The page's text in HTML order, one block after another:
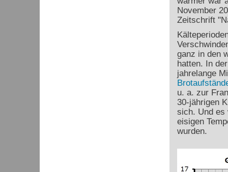
November
Zeitschrift
ganz in den
hatten. In
jahrelange
u. a. zur
30-jährigen
sich. Und
eisigen
wurden.